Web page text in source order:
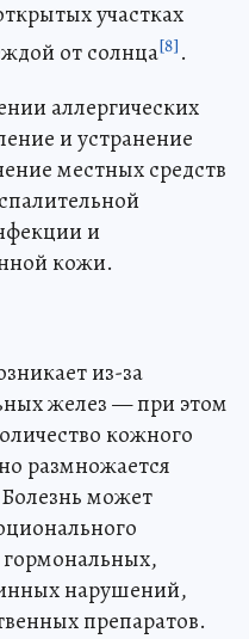
участках
от солнца[8].
аллергических
и устранение
местных средств
и
кожи.
из-за
желез — при этом
кожного
размножается
может
нарушений,
препаратов.